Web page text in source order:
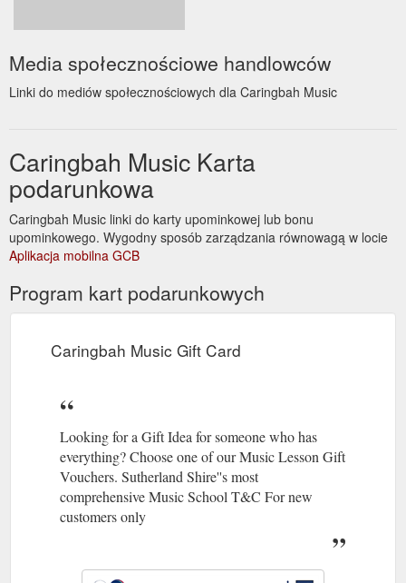
Media społecznościowe handlowców
Linki do mediów społecznościowych dla Caringbah Music
Caringbah Music Karta
podarunkowa
Caringbah Music linki do karty upominkowej lub bonu
upominkowego. Wygodny sposób zarządzania równowagą w locie
Aplikacja mobilna GCB
Program kart podarunkowych
Caringbah Music Gift Card
Looking for a Gift Idea for someone who has
everything? Choose one of our Music Lesson Gift
Vouchers. Sutherland Shire''s most
comprehensive Music School T&C For new
customers only